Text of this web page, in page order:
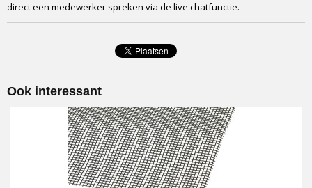
direct een medewerker spreken via de live chatfunctie.
Ook interessant